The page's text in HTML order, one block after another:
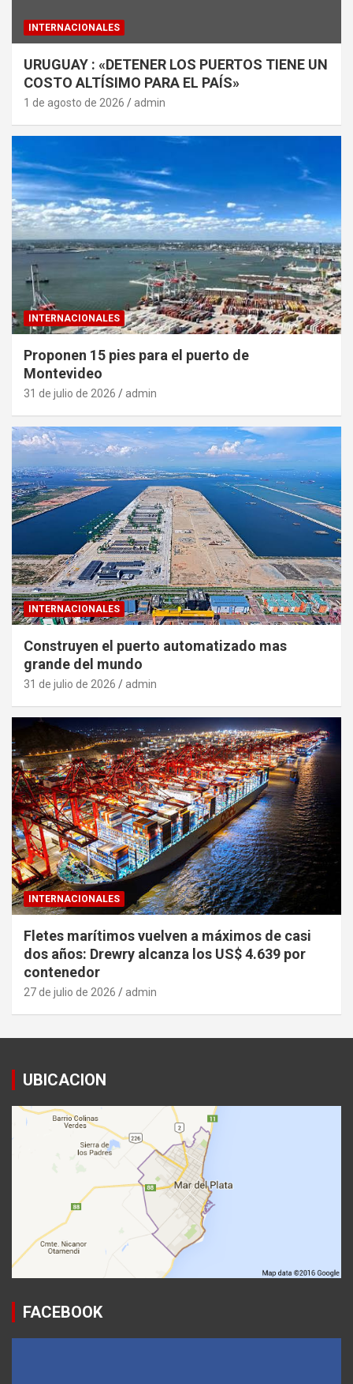
INTERNACIONALES
URUGUAY : «DETENER LOS PUERTOS TIENE UN
COSTO ALTÍSIMO PARA EL PAÍS»
1 de agosto de 2026 admin
INTERNACIONALES
Proponen 15 pies para el puerto de
Montevideo
31 de julio de 2026 admin
INTERNACIONALES
Construyen el puerto automatizado mas
grande del mundo
31 de julio de 2026 admin
INTERNACIONALES
Fletes marítimos vuelven a máximos de casi
dos años: Drewry alcanza los US$ 4.639 por
contenedor
27 de julio de 2026 admin
UBICACION
FACEBOOK